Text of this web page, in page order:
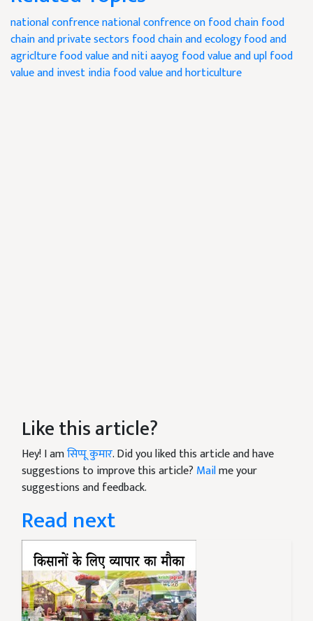
national confrencenational confrence on food chainfood
chain and private sectors food chain and ecologyfood and
agriclturefood value and niti aayogfood value and uplfood
value and invest indiafood value and horticulture
Like this article?
Hey! I amसिप्पू कुमार. Did you liked this article and have
suggestions to improve this article? Mailme your
suggestions and feedback.
Read next